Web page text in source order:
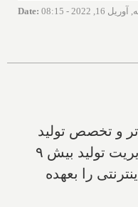
Date: 16, 2022 - 08:15
و تخصص تولید
رسانه دیجیتال دارد و مدیریت تولید بیش ۹
را بعهده